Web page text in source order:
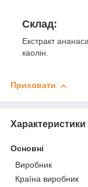
Склад:
Екстракт
каолін.
Приховати
Характеристики
Основні
Виробник
Країна виробник